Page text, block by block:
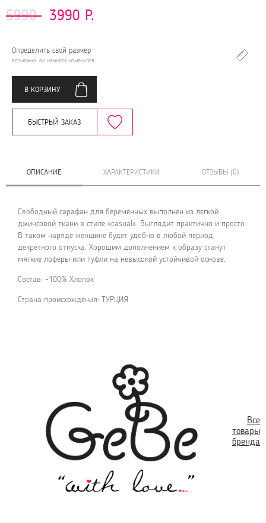
5990 3990 Р.
Определить свой размер
возможно, он немного изменился
В КОРЗИНУ
БЫСТРЫЙ ЗАКАЗ
ОПИСАНИЕ ХАРАКТЕРИСТИКИ ОТЗЫВЫ (0)
Свободный сарафан для беременных выполнен из легкой
джинсовой ткани в стиле «casual». Выглядит практично и просто.
В таком наряде женщине будет удобно в любой период
декретного отпуска. Хорошим дополнением к образу станут
мягкие лоферы или туфли на невысокой устойчивой основе.
Состав: -100% Хлопок
Страна происхождения: ТУРЦИЯ
Все
товары
бренда